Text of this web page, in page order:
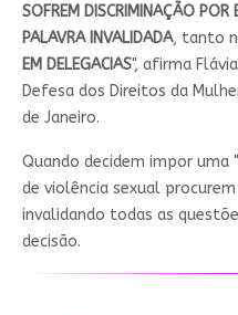
SOFREM DISCRIMINAÇÃO POR
PALAVRA INVALIDADA, tanto
EM DELEGACIAS", afirma
Defesa dos Direitos da
de Janeiro.
Quando decidem impor
de violência sexual
invalidando todas as
decisão.